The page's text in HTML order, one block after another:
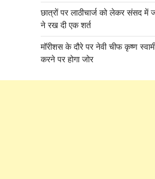
छात्रों पर लाठीचार्ज को लेकर संसद में
ने रख दी एक शर्त
मॉरीशस के दौरे पर नेवी चीफ कृष्ण
करने पर होगा जोर